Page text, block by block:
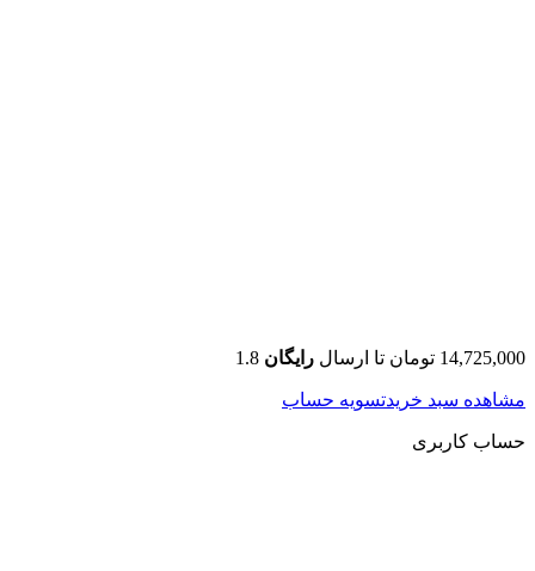
14,725,000 تومان تا ارسال رایگان 1.8
مشاهده سبد خریدتسویه حساب
حساب کاربری